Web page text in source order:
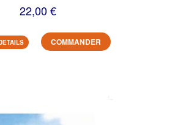
22,00 €
COMMANDER